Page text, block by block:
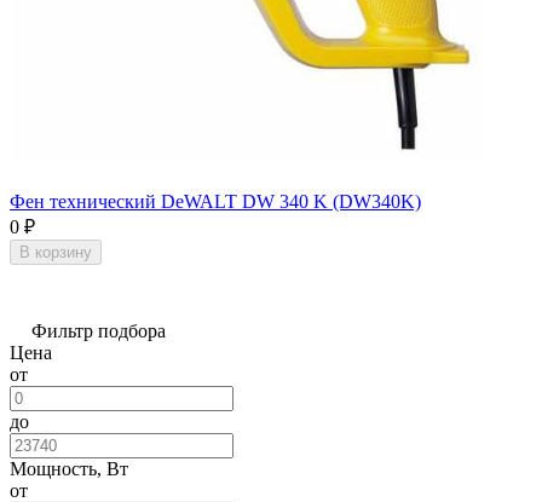
Фен технический DeWALT DW 340 K (DW340K)
0 ₽
В корзину
Фильтр подбора
Цена
от
до
Мощность, Вт
от